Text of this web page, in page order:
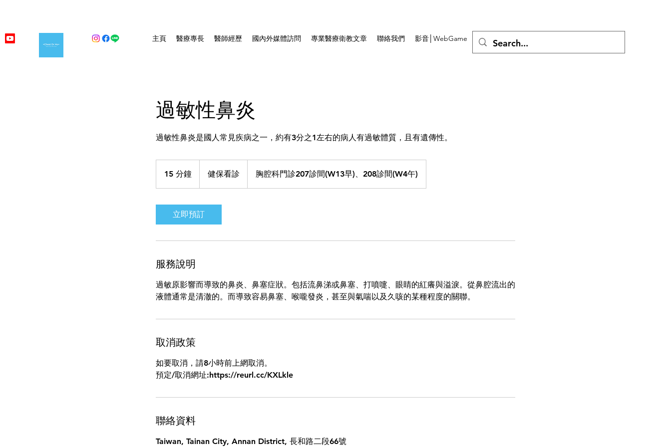
主頁 醫療專長 醫師經歷 國內外媒體訪問 專業醫療衛教文章 聯絡我們 影音│WebGame
過敏性鼻炎
過敏性鼻炎是國人常見疾病之一，約有3分之1左右的病人有過敏體質，且有遺傳性。
15 分鐘
5
鐘
健保看診 胸腔科門診207診間(W13早)、208診間(W4午)
立即預訂
服務說明
過敏原影響而導致的鼻炎、鼻塞症狀。包括流鼻涕或鼻塞、打噴嚏、眼睛的紅癢與溢淚。從鼻腔流出的
液體通常是清澈的。而導致容易鼻塞、喉嚨發炎，甚至與氣喘以及久咳的某種程度的關聯。
取消政策
如要取消，請8小時前上網取消。
聯絡資料
Taiwan, Tainan City, Annan District, 長和路二段66號